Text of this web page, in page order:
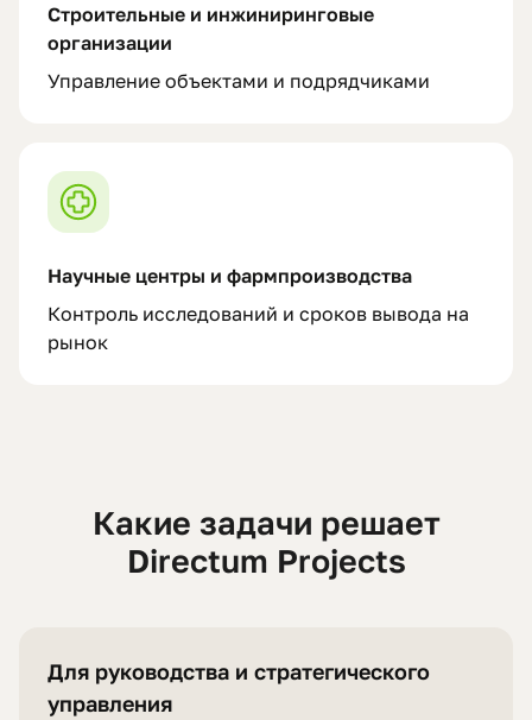
Строительные и инжиниринговые
организации
Управление объектами и подрядчиками
Научные центры и фармпроизводства
Контроль исследований и сроков вывода на
рынок
Какие задачи решает
Directum Projects
Для руководства и стратегического
управления